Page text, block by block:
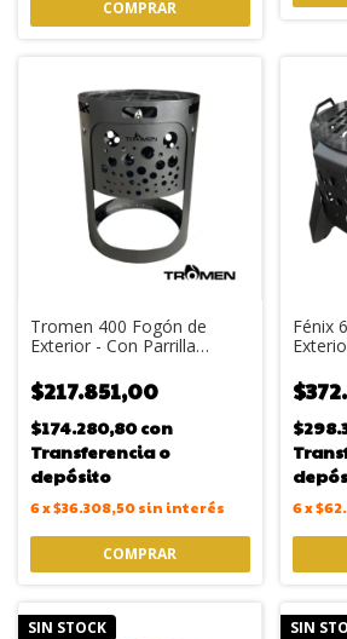
Tromen 400 Fogón de
Exterior - Con Parrilla
$217.851,00
$174.280,80con
Transferencia o
depósito
6x$36.308,50sin interés
Fénix
6x
SIN STOCK SIN